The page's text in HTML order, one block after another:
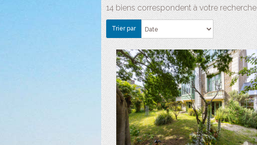
14 biens correspondent à votre recherche
Trier par